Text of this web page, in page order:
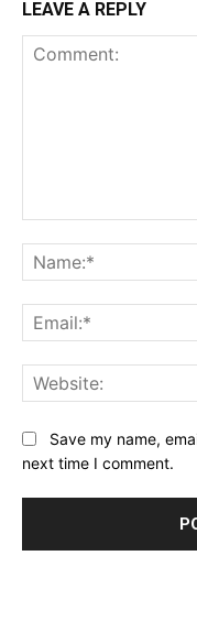
LEAVE A REPLY
Save my name,
next time I comment.